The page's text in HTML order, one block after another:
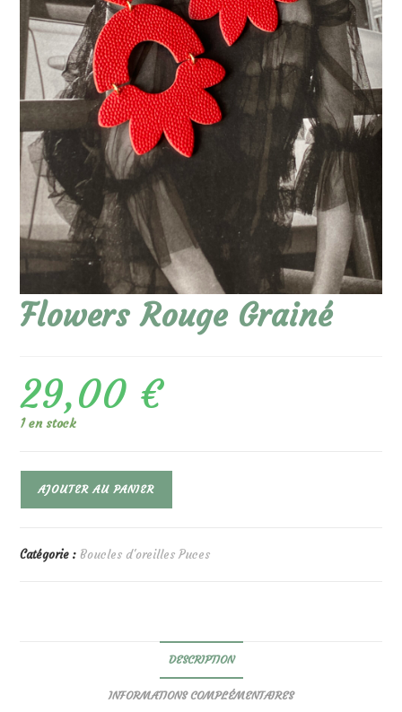
Flowers Rouge Grainé
29,00 €
1 en stock
Grainé
AJOUTER AU PANIER
Catégorie : Boucles d'oreilles Puces
DESCRIPTION
INFORMATIONS COMPLÉMENTAIRES